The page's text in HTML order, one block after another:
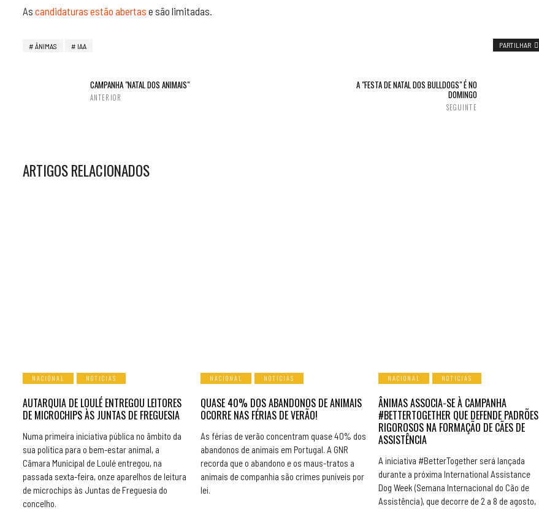
As candidaturas estão abertas e são limitadas.
ÂNIMAS IAA PARTILHAR
CAMPANHA "NATAL DOS ANIMAIS"
ANTERIOR
A "FESTA DE NATAL DOS BULLDOGS" É NO
DOMINGO
SEGUINTE
ARTIGOS RELACIONADOS
NACIONAL NOTICIAS
AUTARQUIA DE LOULÉ ENTREGOU LEITORES
DE MICROCHIPS ÀS JUNTAS DE FREGUESIA
Numa primeira iniciativa pública no âmbito da
sua política para o bem-estar animal, a
Câmara Municipal de Loulé entregou, na
passada sexta-feira, onze aparelhos de leitura
de microchips às Juntas de Freguesia do
concelho.
NACIONAL NOTICIAS
QUASE 40% DOS ABANDONOS DE ANIMAIS
OCORRE NAS FÉRIAS DE VERÃO!
As férias de verão concentram quase 40% dos
abandonos de animais em Portugal. A GNR
recorda que o abandono e os maus-tratos a
animais de companhia são crimes puníveis por
lei.
NACIONAL NOTICIAS
ÂNIMAS ASSOCIA-SE À CAMPANHA
#BETTERTOGETHER QUE DEFENDE PADRÕES
RIGOROSOS NA FORMAÇÃO DE CÃES DE
ASSISTÊNCIA
A iniciativa #BetterTogether será lançada
durante a próxima International Assistance
Dog Week (Semana Internacional do Cão de
Assistência), que decorre de 2 a 8 de agosto,